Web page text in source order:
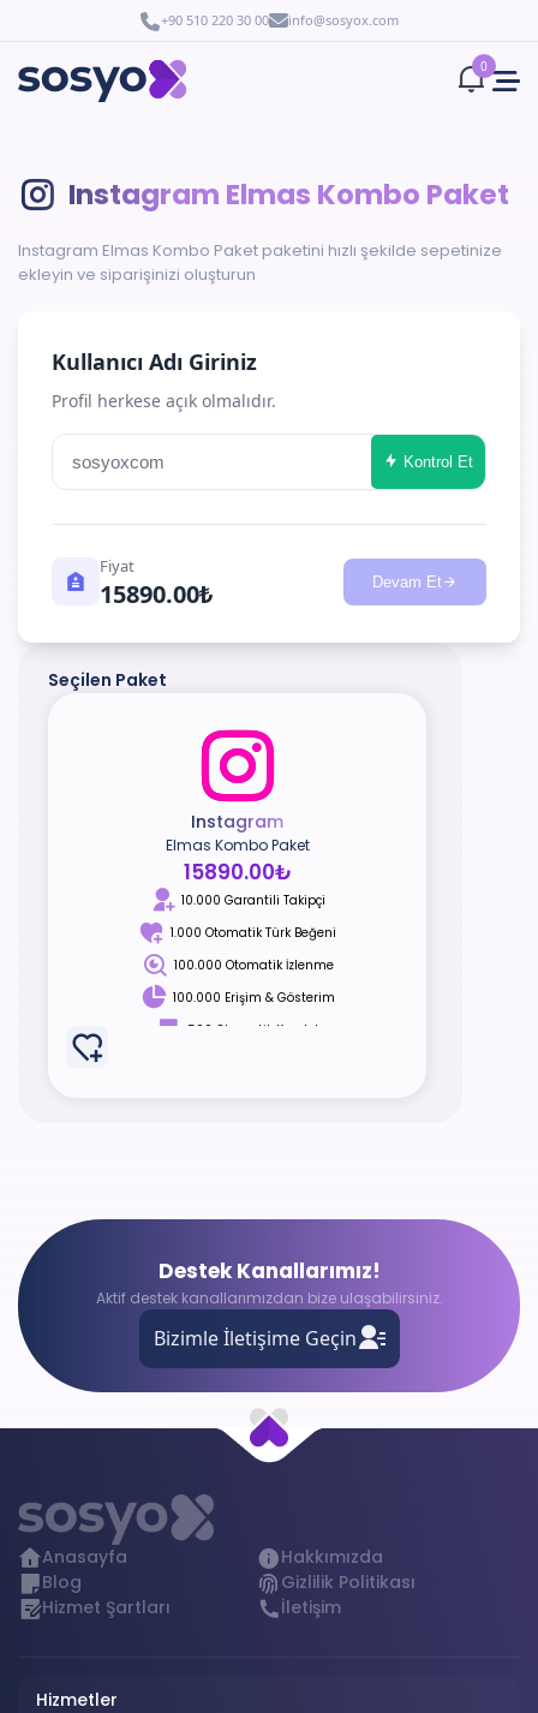
+90 510 220 30 00 info@sosyox.com
0
Instagram Elmas Kombo Paket
Instagram Elmas Kombo Paket paketini hızlı şekilde sepetinize
ekleyin ve siparişinizi oluşturun
Seçilen Paket
Instagram
Elmas Kombo Paket
15890.00₺
10.000 Garantili Takipçi
1.000 Otomatik Türk Beğeni
100.000 Otomatik İzlenme
100.000 Erişim & Gösterim
500 Otomatik Kaydet
Kullanıcı Adı Giriniz
Profil herkese açık olmalıdır.
Kontrol Et
Fiyat
15890.00₺ Devam Et
Destek Kanallarımız!
Aktif destek kanallarımızdan bize ulaşabilirsiniz.
Bizimle İletişime Geçin
Anasayfa
Hakkımızda
Blog
Gizlilik Politikası
Hizmet Şartları
İletişim
Hizmetler